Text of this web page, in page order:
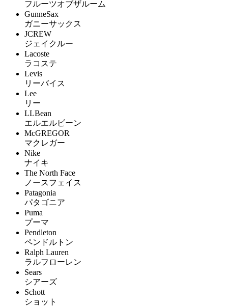
フルーツオブザルーム
GunneSax
ガニーサックス
JCREW
ジェイクルー
Lacoste
ラコステ
Levis
リーバイス
Lee
リー
LLBean
エルエルビーン
McGREGOR
マクレガー
Nike
ナイキ
The North Face
ノースフェイス
Patagonia
パタゴニア
Puma
プーマ
Pendleton
ペンドルトン
Ralph Lauren
ラルフローレン
Sears
シアーズ
Schott
ショット